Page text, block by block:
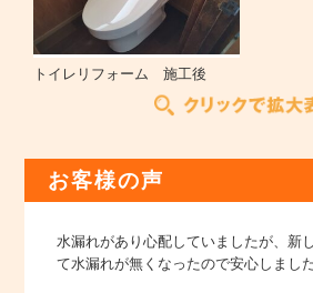
トイレリフォーム 施工後
お客様の声
水漏れがあり心配していましたが、新
て水漏れが無くなったので安心しました